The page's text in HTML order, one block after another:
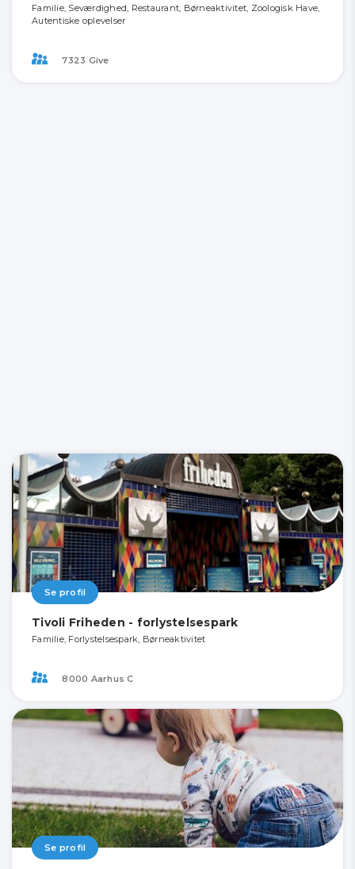
Familie, Seværdighed, Restaurant, Børneaktivitet, Zoologisk Have,
Autentiske oplevelser
7323 Give
Se profil
Tivoli Friheden - forlystelsespark
Familie, Forlystelsespark, Børneaktivitet
8000 Aarhus C
Se profil